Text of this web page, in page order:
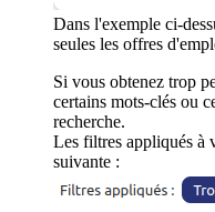
Dans l'exemple ci-
seules les offres
Si vous obtenez trop
certains mots-clés ou
recherche.
Les filtres appliqués à
suivante :